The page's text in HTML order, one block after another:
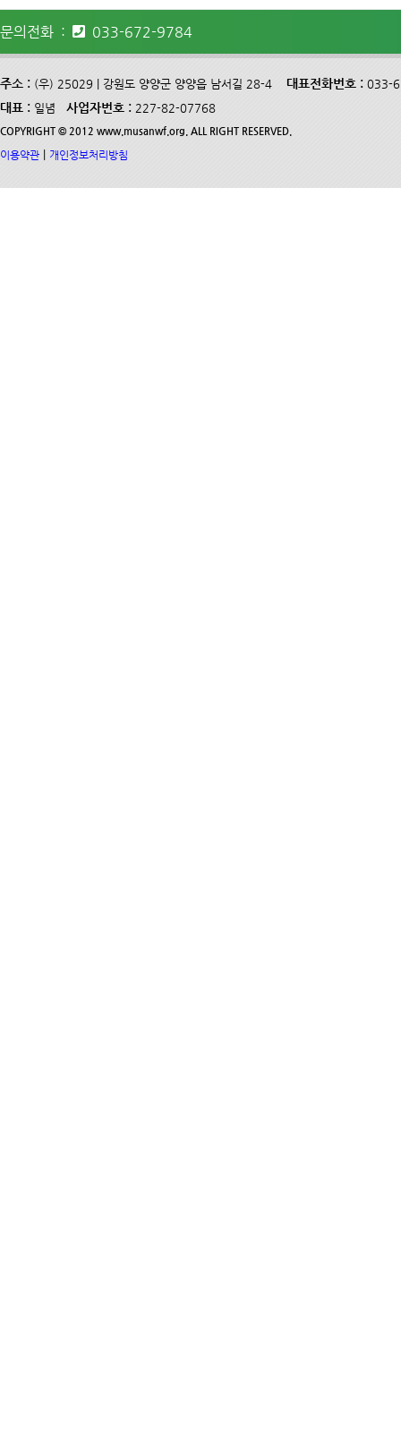
문의전화 : 033-672-9784
주소 : (우) 25029 | 강원도 양양군 양양읍 남서길 28-4 대표전화번호 : 033-
대표 : 일념 사업자번호 : 227-82-07768
COPYRIGHT © 2012 www.musanwf.org. ALL RIGHT RESERVED.
이용약관 개인정보처리방침